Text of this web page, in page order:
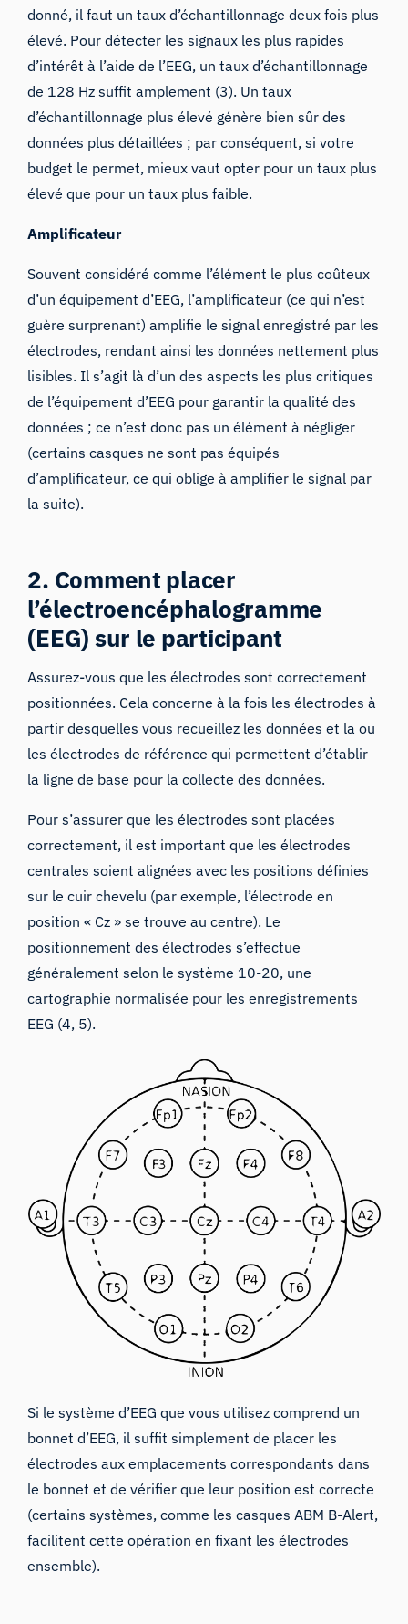
donné, il faut un taux d’échantillonnage deux fois plus
élevé. Pour détecter les signaux les plus rapides
d’intérêt à l’aide de l’EEG, un taux d’échantillonnage
de 128 Hz suffit amplement (3). Un taux
d’échantillonnage plus élevé génère bien sûr des
données plus détaillées ; par conséquent, si votre
budget le permet, mieux vaut opter pour un taux plus
élevé que pour un taux plus faible.
Amplificateur
Souvent considéré comme l’élément le plus coûteux
d’un équipement d’EEG, l’amplificateur (ce qui n’est
guère surprenant) amplifie le signal enregistré par les
électrodes, rendant ainsi les données nettement plus
lisibles. Il s’agit là d’un des aspects les plus critiques
de l’équipement d’EEG pour garantir la qualité des
données ; ce n’est donc pas un élément à négliger
(certains casques ne sont pas équipés
d’amplificateur, ce qui oblige à amplifier le signal par
la suite).
2. Comment placer
l’électroencéphalogramme
(EEG) sur le participant
Assurez-vous que les électrodes sont correctement
positionnées. Cela concerne à la fois les électrodes à
partir desquelles vous recueillez les données et la ou
les électrodes de référence qui permettent d’établir
la ligne de base pour la collecte des données.
Pour s’assurer que les électrodes sont placées
correctement, il est important que les électrodes
centrales soient alignées avec les positions définies
sur le cuir chevelu (par exemple, l’électrode en
position « Cz » se trouve au centre). Le
positionnement des électrodes s’effectue
généralement selon le système 10-20, une
cartographie normalisée pour les enregistrements
EEG (4, 5).
Si le système d’EEG que vous utilisez comprend un
bonnet d’EEG, il suffit simplement de placer les
électrodes aux emplacements correspondants dans
le bonnet et de vérifier que leur position est correcte
(certains systèmes, comme les casques ABM B-Alert,
facilitent cette opération en fixant les électrodes
ensemble).